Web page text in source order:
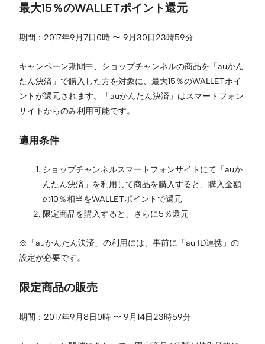
最大15％のWALLETポイント還元
期間：2017年9月7日0時 〜 9月30日23時59分
キャンペーン期間中、ショップチャンネルの商品を「auかん
たん決済」で購入した方を対象に、最大15％のWALLETポイ
ントが還元されます。「auかんたん決済」はスマートフォン
サイトからのみ利用可能です。
適用条件
ショップチャンネルスマートフォンサイトにて「auか
んたん決済」を利用して商品を購入すると、購入金額
の10％相当をWALLETポイントで還元
限定商品を購入すると、さらに5％還元
※「auかんたん決済」の利用には、事前に「au ID連携」の
設定が必要です。
限定商品の販売
期間：2017年9月8日0時 〜 9月14日23時59分